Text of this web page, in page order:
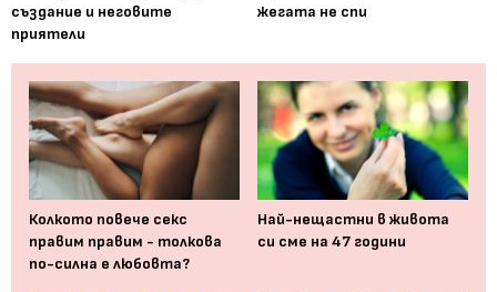
създание и неговите
приятели
жегата не спи
Колкото повече секс
правим правим - толкова
по-силна е любовта?
Най-нещастни в живота
си сме на 47 години